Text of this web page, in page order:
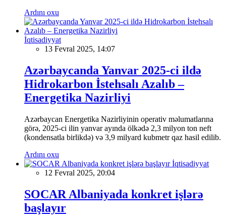
Ardını oxu
İqtisadiyyat
13 Fevral 2025, 14:07
Azərbaycanda Yanvar 2025-ci ildə
Hidrokarbon İstehsalı Azalıb –
Energetika Nazirliyi
Azərbaycan Energetika Nazirliyinin operativ məlumatlarına
görə, 2025-ci ilin yanvar ayında ölkədə 2,3 milyon ton neft
(kondensatla birlikdə) və 3,9 milyard kubmetr qaz hasil edilib.
Ardını oxu
İqtisadiyyat
12 Fevral 2025, 20:04
SOCAR Albaniyada konkret işlərə
başlayır